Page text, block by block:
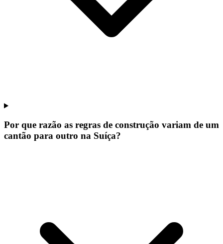
Por que razão as regras de construção variam de um
cantão para outro na Suíça?